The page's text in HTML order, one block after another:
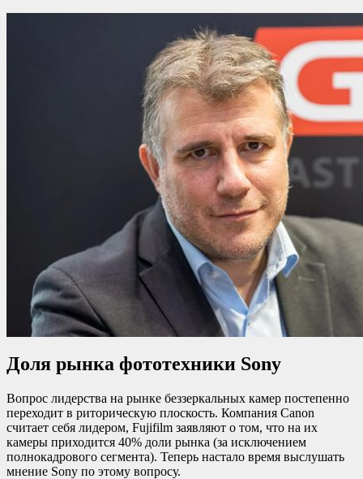
Доля рынка фототехники Sony
Вопрос лидерства на рынке беззеркальных камер постепенно
переходит в риторическую плоскость. Компания Canon
считает себя лидером, Fujifilm заявляют о том, что на их
камеры приходится 40% доли рынка (за исключением
полнокадрового сегмента). Теперь настало время выслушать
мнение Sony по этому вопросу.